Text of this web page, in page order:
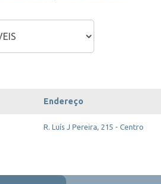
Endereço
R. Luís J Pereira, 215 - Centro